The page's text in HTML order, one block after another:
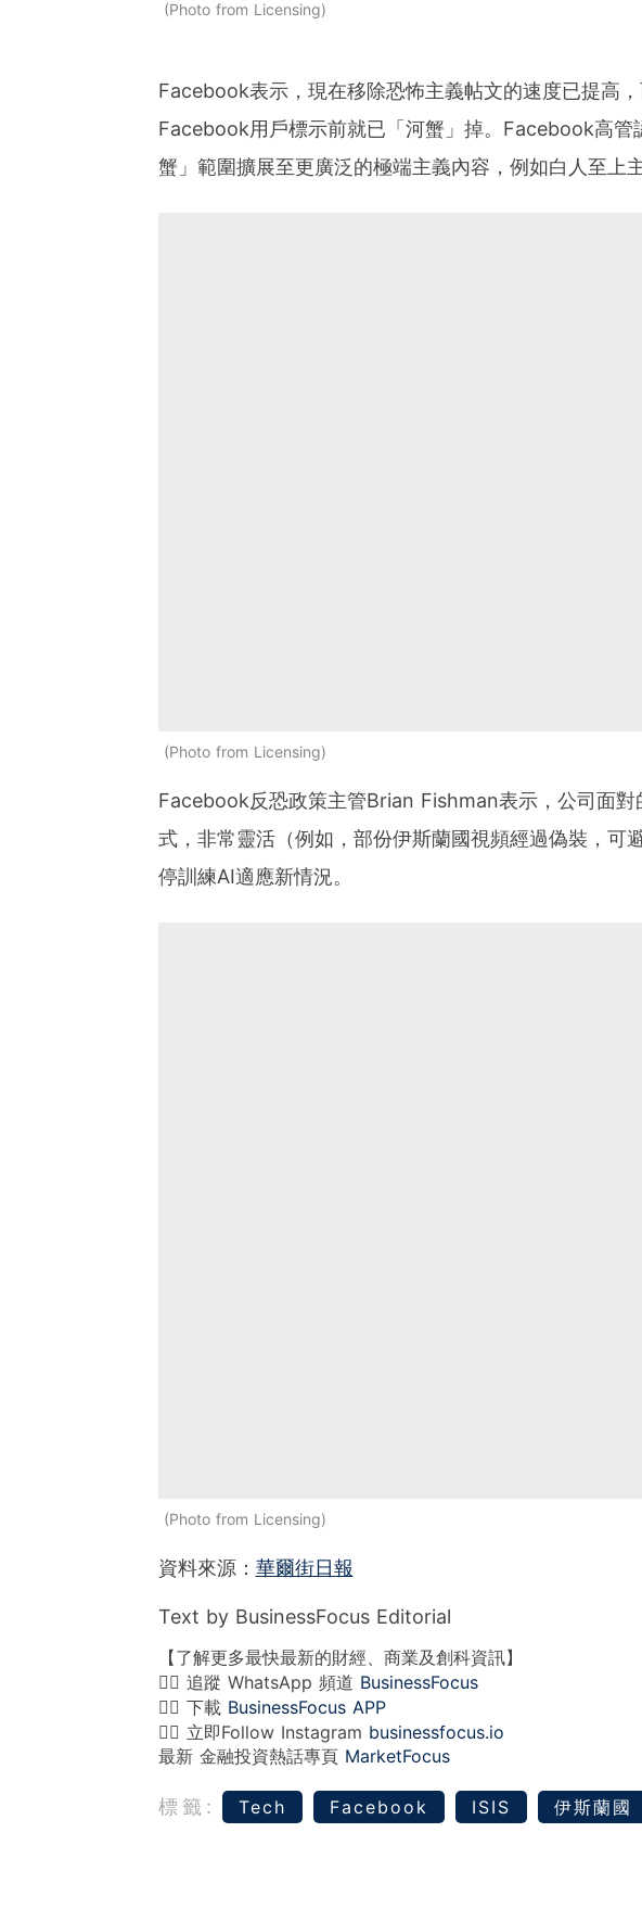
Photo from Licensing
Facebook表示，現在移除恐怖主義帖文的速度已提高
Facebook用戶標示前就已「河蟹」掉。Facebook高管
蟹」範圍擴展至更廣泛的極端主義內容，例如白人至上
Photo from Licensing
Facebook反恐政策主管Brian Fishman表示，公司面對
式，非常靈活（例如，部份伊斯蘭國視頻經過偽裝，可
停訓練AI適應新情況。
Photo from Licensing
資料來源： 華爾街日報
Text by BusinessFocus Editorial
【了解更多最快最新的財經、商業及創科資訊】
👉🏻 追蹤 WhatsApp 頻道 BusinessFocus
👉🏻 下載 BusinessFocus APP
👉🏻 立即Follow Instagram businessfocus.io
最新 金融投資熱話專頁 MarketFocus
標籤: Tech Facebook ISIS 伊斯蘭國